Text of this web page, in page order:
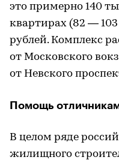
это примерно 140
квартирах (82 —
рублей. Комплекс
от Московского
от Невского
Помощь
В целом ряде
жилищного